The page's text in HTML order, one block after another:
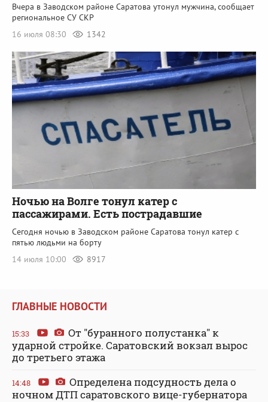
Вчера в Заводском районе Саратова утонул мужчина, сообщает
региональное СУ СКР
16 июля 08:30
1342
Ночью на Волге тонул катер с
пассажирами. Есть пострадавшие
Сегодня ночью в Заводском районе Саратова тонул катер с
пятью людьми на борту
14 июля 10:00
8917
ГЛАВНЫЕ НОВОСТИ
15:33
От "буранного полустанка" к
ударной стройке. Саратовский вокзал вырос
до третьего этажа
14:48
Определена подсудность дела о
ночном ДТП саратовского вице-губернатора